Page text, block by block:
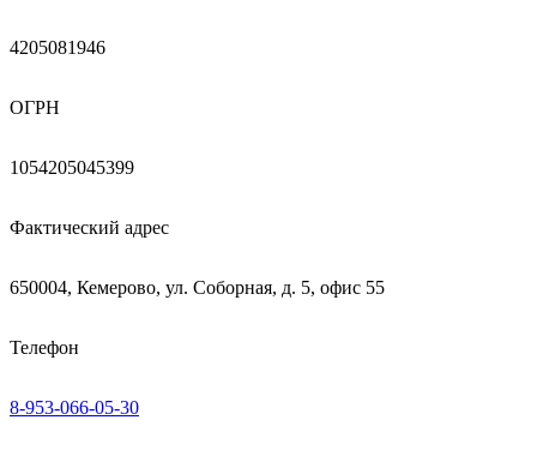
4205081946
ОГРН
1054205045399
Фактический адрес
650004, Кемерово, ул. Соборная, д. 5, офис 55
Телефон
8-953-066-05-30